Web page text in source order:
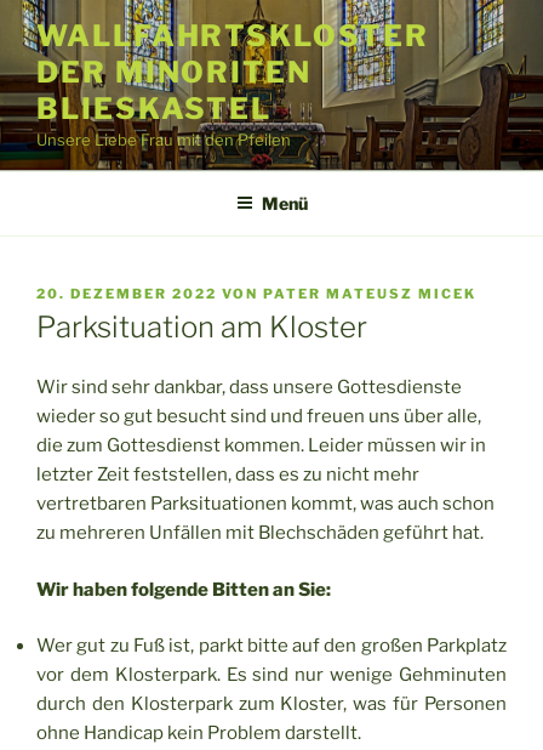
Zum
Inhalt
springen
WALLFAHRTSKLOSTER
DER MINORITEN
BLIESKASTEL
Unsere Liebe Frau mit den Pfeilen
Menü
VERÖFFENTLICHT
AM
20. DEZEMBER 2022 VON PATER MATEUSZ MICEK
Parksituation am Kloster
Wir sind sehr dankbar, dass unsere Gottesdienste
wieder so gut besucht sind und freuen uns über alle,
die zum Gottesdienst kommen. Leider müssen wir in
letzter Zeit feststellen, dass es zu nicht mehr
vertretbaren Parksituationen kommt, was auch schon
zu mehreren Unfällen mit Blechschäden geführt hat.
Wir haben folgende Bitten an Sie:
Wer gut zu Fuß ist, parkt bitte auf den großen Parkplatz
vor dem Klosterpark. Es sind nur wenige Gehminuten
durch den Klosterpark zum Kloster, was für Personen
ohne Handicap kein Problem darstellt.